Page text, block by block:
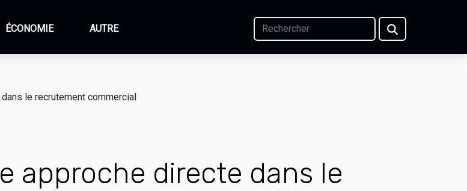
ÉCONOMIE AUTRE
le recrutement commercial
approche directe dans le